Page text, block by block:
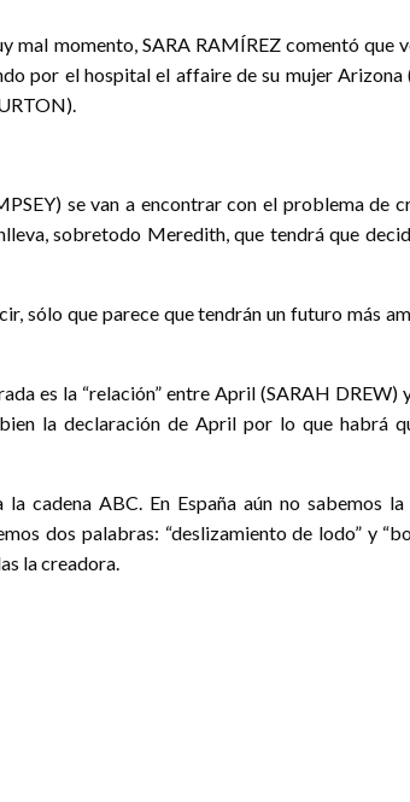
mal momento, SARA RAMÍREZ comentó que
por el hospital el affaire de su mujer Arizona
se van a encontrar con el problema de
sobretodo Meredith, que tendrá que
sólo que parece que tendrán un futuro más
es la “relación” entre April (SARAH DREW)
la declaración de April por lo que habrá
cadena ABC. En España aún no sabemos
dos palabras: “deslizamiento de lodo” y
la creadora.